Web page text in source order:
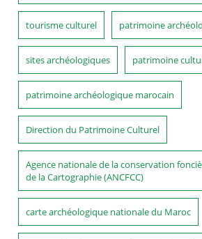
tourisme culturel patrimoine
sites archéologiques patrimoine
patrimoine archéologique marocain
Direction du Patrimoine Culturel
Agence nationale de la conservation
de la Cartographie (ANCFCC)
carte archéologique nationale du Maroc